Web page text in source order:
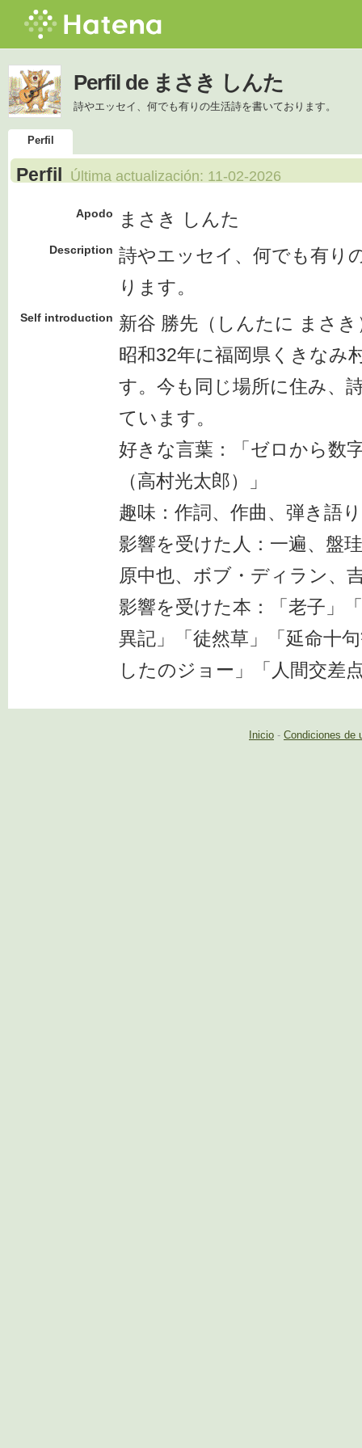
Perfil de まさき しんた
詩やエッセイ、何でも有りの生活詩を書いております。
Perfil
Perfil Última actualización: 11-02-2026
Apodo まさき しんた
Description 詩やエッセイ、何でも有り
ります。
Self introduction 新谷 勝先（しんたに まさき
昭和32年に福岡県くきなみ
す。今も同じ場所に住み、
ています。
好きな言葉：「ゼロから数
（高村光太郎）」
趣味：作詞、作曲、弾き語
影響を受けた人：一遍、盤
原中也、ボブ・ディラン、
影響を受けた本：「老子」
異記」「徒然草」「延命十
したのジョー」「人間交差
Inicio - Condiciones de